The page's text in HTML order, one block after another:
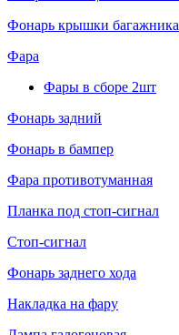
Фонарь крышки багажника
Фара
Фары в сборе 2шт
Фонарь задний
Фонарь в бампер
Фара противотуманная
Планка под стоп-сигнал
Стоп-сигнал
Фонарь заднего хода
Накладка на фару